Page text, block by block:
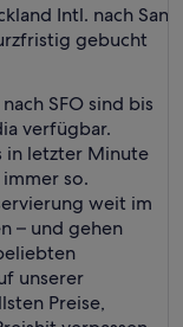
Intl. nach San
gebucht
SFO sind bis
verfügbar.
in letzter Minute
so.
weit im
– und gehen
unserer
Preise,